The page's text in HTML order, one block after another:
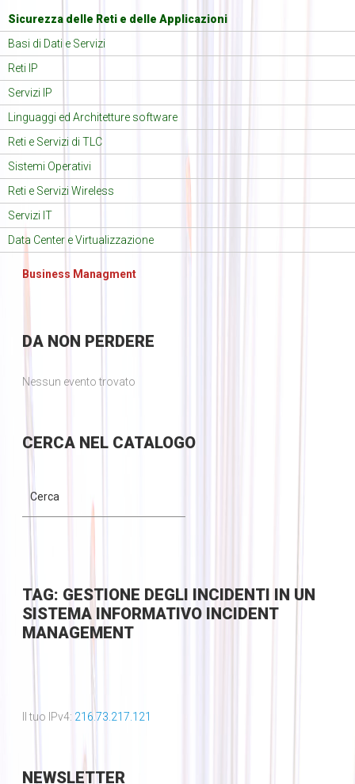
Sicurezza delle Reti e delle Applicazioni
Basi di Dati e Servizi
Reti IP
Servizi IP
Linguaggi ed Architetture software
Reti e Servizi di TLC
Sistemi Operativi
Reti e Servizi Wireless
Servizi IT
Data Center e Virtualizzazione
Business Managment
DANON PERDERE
Nessun evento trovato
CERCANEL CATALOGO
TAG: GESTIONE DEGLI INCIDENTI IN UN
SISTEMA INFORMATIVO INCIDENT
MANAGEMENT
Il tuo IPv4: 216.73.217.121
NEWSLETTER